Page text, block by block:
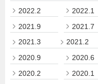
2022.2
2022.1
2021.9
2021.7
2021.3
2021.2
2020.9
2020.6
2020.2
2020.1